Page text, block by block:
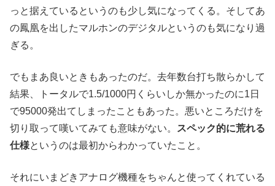
っと据えているというのも少し気になってくる。そしてあ
の鳳凰を出したマルホンのデジタルというのも気になり過
ぎる。
でもまあ良いときもあったのだ。去年数台打ち散らかして
結果、トータルで1.5/1000円くらいしか無かったのに1日
で95000発出てしまったこともあった。悪いところだけを
切り取って嘆いてみても意味がない。 スペック的に荒れる
仕様というのは最初からわかっていたこと。
それにいまどきアナログ機種をちゃんと使ってくれている